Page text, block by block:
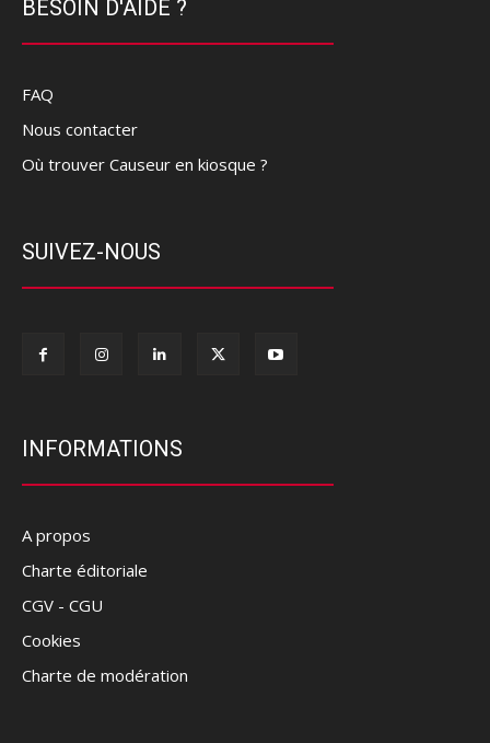
BESOIN D'AIDE ?
FAQ
Nous contacter
Où trouver Causeur en kiosque ?
SUIVEZ-NOUS
INFORMATIONS
A propos
Charte éditoriale
CGV - CGU
Cookies
Charte de modération